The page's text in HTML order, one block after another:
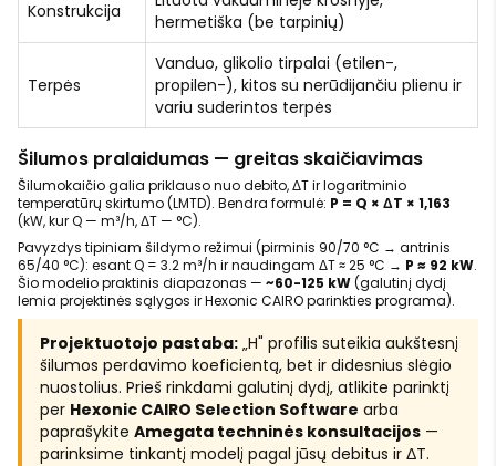
Konstrukcija
hermetiška (be tarpinių)
Terpės
Vanduo, glikolio tirpalai (etilen-,
propilen-), kitos su nerūdijančiu plienu ir
variu suderintos terpės
Šilumos pralaidumas — greitas skaičiavimas
Šilumokaičio galia priklauso nuo debito, ΔT ir logaritminio
temperatūrų skirtumo (LMTD). Bendra formulė: P = Q × ΔT × 1,163
(kW, kur Q — m³/h, ΔT — °C).
Pavyzdys tipiniam šildymo režimui (pirminis 90/70 °C → antrinis
65/40 °C): esant Q = 3.2 m³/h ir naudingam ΔT ≈ 25 °C → P ≈ 92 kW.
Šio modelio praktinis diapazonas — ~60-125 kW(galutinį dydį
lemia projektinės sąlygos ir Hexonic CAIRO parinkties programa).
Projektuotojo pastaba: „H" profilis suteikia aukštesnį
šilumos perdavimo koeficientą, bet ir didesnius slėgio
nuostolius. Prieš rinkdami galutinį dydį, atlikite parinktį
per Hexonic CAIRO Selection Software arba
paprašykite Amegata techninės konsultacijos —
parinksime tinkantį modelį pagal jūsų debitus ir ΔT.